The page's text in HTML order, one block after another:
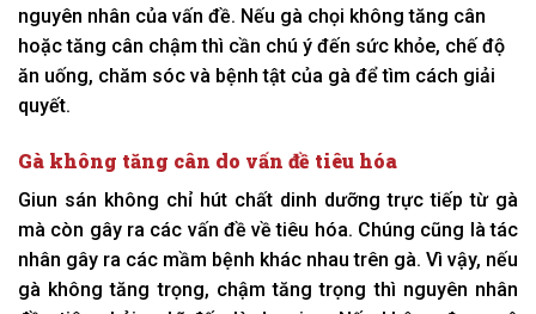
nguyên nhân của vấn đề. Nếu gà chọi không tăng cân
hoặc tăng cân chậm thì cần chú ý đến sức khỏe, chế độ
ăn uống, chăm sóc và bệnh tật của gà để tìm cách giải
quyết.
Gà không tăng cân do vấn đề tiêu hóa
Giun sán không chỉ hút chất dinh dưỡng trực tiếp từ gà
mà còn gây ra các vấn đề về tiêu hóa. Chúng cũng là tác
nhân gây ra các mầm bệnh khác nhau trên gà. Vì vậy, nếu
gà không tăng trọng, chậm tăng trọng thì nguyên nhân